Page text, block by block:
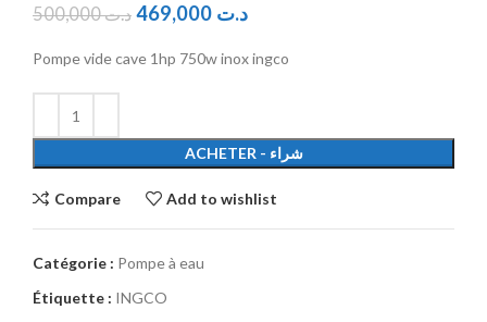
د.ت500,000 د.ت
Pompe vide cave 1hp 750w inox ingco
ACHETER - شراء
Compare Add to wishlist
Catégorie : Pompe à eau
Étiquette : INGCO